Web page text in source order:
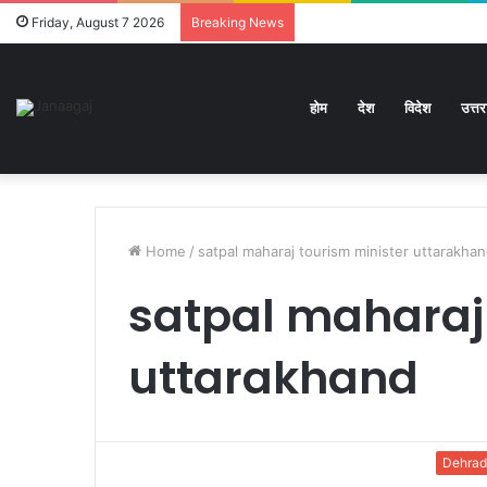
Friday, August 7 2026 Breaking News
होम देश विदेश
Home / satpal maharaj tourism minister
satpal
uttarakhand